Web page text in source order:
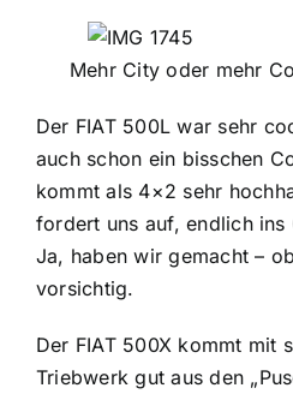
Mehr City oder mehr
Der FIAT 500L war sehr
auch schon ein bisschen
kommt als 4×2 sehr
fordert uns auf, endlich ins
Ja, haben wir gemacht –
vorsichtig.
Der FIAT 500X kommt mit
Triebwerk gut aus den